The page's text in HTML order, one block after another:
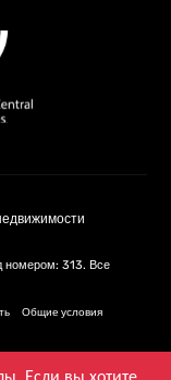
номером: 313. Все
Общие условия